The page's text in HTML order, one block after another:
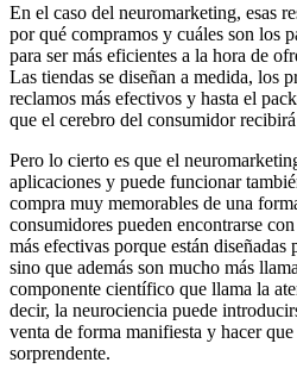
En el caso del neuromarketing, esas
por qué compramos y cuáles son los
para ser más eficientes a la hora de
Las tiendas se diseñan a medida, los
reclamos más efectivos y hasta el
que el cerebro del consumidor
Pero lo cierto es que el
aplicaciones y puede funcionar
compra muy memorables de una
consumidores pueden encontrarse
más efectivas porque están diseñadas
sino que además son mucho más
componente científico que llama la
decir, la neurociencia puede
venta de forma manifiesta y hacer que
sorprendente.